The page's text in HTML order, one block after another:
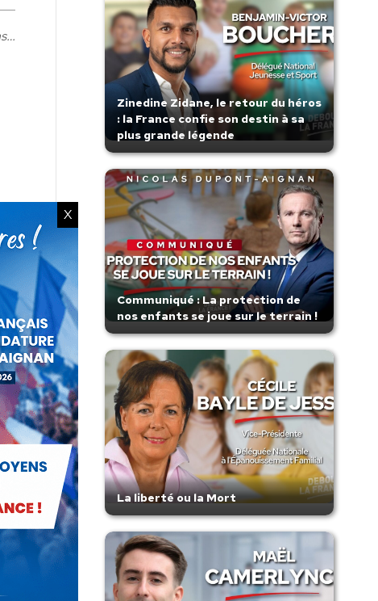
Zinedine Zidane, le retour du héros
: la France confie son destin à sa
plus grande légende
Communiqué : La protection de
nos enfants se joue sur le terrain !
La liberté ou la Mort
X